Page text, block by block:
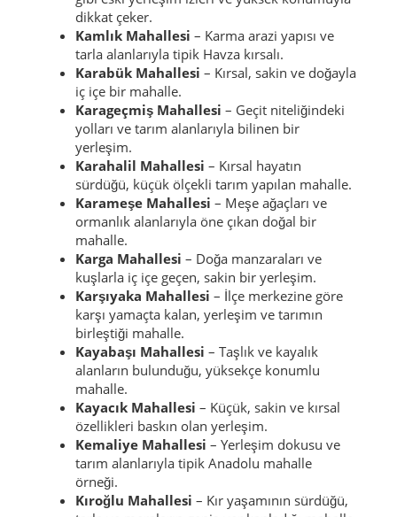
dikkat çeker.
Kamlık Mahallesi – Karma arazi yapısı ve
tarla alanlarıyla tipik Havza kırsalı.
Karabük Mahallesi – Kırsal, sakin ve doğayla
iç içe bir mahalle.
Karageçmiş Mahallesi – Geçit niteliğindeki
yolları ve tarım alanlarıyla bilinen bir
yerleşim.
Karahalil Mahallesi – Kırsal hayatın
sürdüğü, küçük ölçekli tarım yapılan mahalle.
Karameşe Mahallesi – Meşe ağaçları ve
ormanlık alanlarıyla öne çıkan doğal bir
mahalle.
Karga Mahallesi – Doğa manzaraları ve
kuşlarla iç içe geçen, sakin bir yerleşim.
Karşıyaka Mahallesi – İlçe merkezine göre
karşı yamaçta kalan, yerleşim ve tarımın
birleştiği mahalle.
Kayabaşı Mahallesi – Taşlık ve kayalık
alanların bulunduğu, yüksekçe konumlu
mahalle.
Kayacık Mahallesi – Küçük, sakin ve kırsal
özellikleri baskın olan yerleşim.
Kemaliye Mahallesi – Yerleşim dokusu ve
tarım alanlarıyla tipik Anadolu mahalle
örneği.
Kıroğlu Mahallesi – Kır yaşamının sürdüğü,